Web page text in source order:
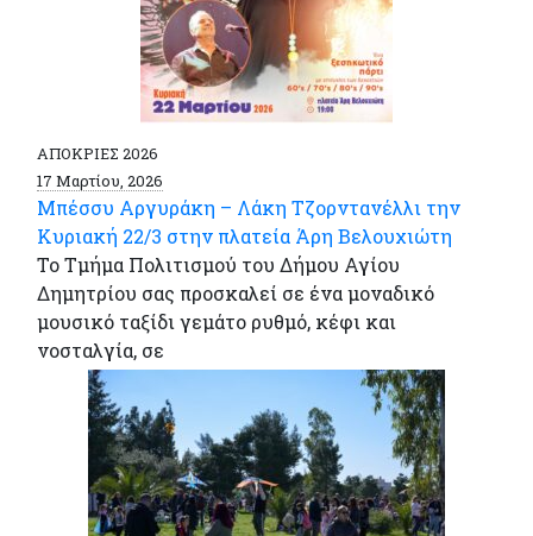
ΑΠΟΚΡΙΕΣ 2026
17 Μαρτίου, 2026
Μπέσσυ Αργυράκη – Λάκη Τζορντανέλλι την
Κυριακή 22/3 στην πλατεία Άρη Βελουχιώτη
Το Τμήμα Πολιτισμού του Δήμου Αγίου
Δημητρίου σας προσκαλεί σε ένα μοναδικό
μουσικό ταξίδι γεμάτο ρυθμό, κέφι και
νοσταλγία, σε